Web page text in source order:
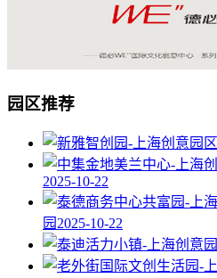
园区推荐
2025-10-22
园 2025-10-22